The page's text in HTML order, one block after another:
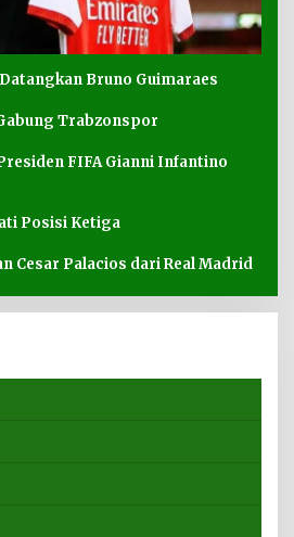
Bruno Guimaraes
Trabzonspor
FIFA Gianni Infantino
Posisi Ketiga
Cesar Palacios dari Real Madrid